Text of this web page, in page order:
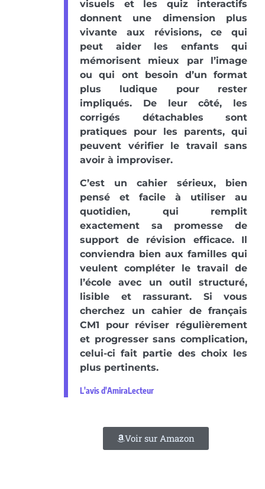
visuels et les quiz interactifs
donnent une dimension plus
vivante aux révisions, ce qui
peut aider les enfants qui
mémorisent mieux par l’image
ou qui ont besoin d’un format
plus ludique pour rester
impliqués. De leur côté, les
corrigés détachables sont
pratiques pour les parents, qui
peuvent vérifier le travail sans
avoir à improviser.
C’est un cahier sérieux, bien
pensé et facile à utiliser au
quotidien, qui remplit
exactement sa promesse de
support de révision efficace. Il
conviendra bien aux familles qui
veulent compléter le travail de
l’école avec un outil structuré,
lisible et rassurant. Si vous
cherchez un cahier de français
CM1 pour réviser régulièrement
et progresser sans complication,
celui-ci fait partie des choix les
plus pertinents.
L'avis d'AmiraLecteur
Voir sur Amazon